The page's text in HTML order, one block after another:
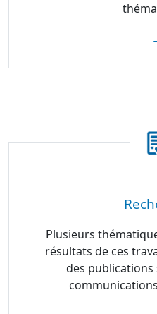
Plusieurs
résultats de ces
des